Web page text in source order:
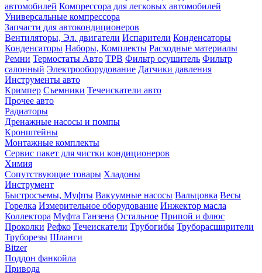
автомобилей Компрессора для легковых автомобилей
Универсальные компрессора
Запчасти для автокондиционеров
Вентиляторы, Эл. двигатели Испарители Конденсаторы
Конденсаторы Наборы, Комплекты Расходные материалы
Ремни Термостаты Авто ТРВ Фильтр осушитель Фильтр
салонный Электрооборудование Датчики давления
Инструменты авто
Кримпер Съемники Течеискатели авто
Прочее авто
Радиаторы
Дренажные насосы и помпы
Кронштейны
Монтажные комплекты
Сервис пакет для чистки кондиционеров
Химия
Сопутствующие товары Хладоны
Инструмент
Быстросъемы, Муфты Вакуумные насосы Вальцовка Весы
Горелка Измерительное оборудование Инжектор масла
Коллектора Муфта Ганзена Остальное Припой и флюс
Проколки Рефко Течеискатели Трубогибы Труборасширители
Труборезы Шланги
Bitzer
Поддон фанкойла
Привода